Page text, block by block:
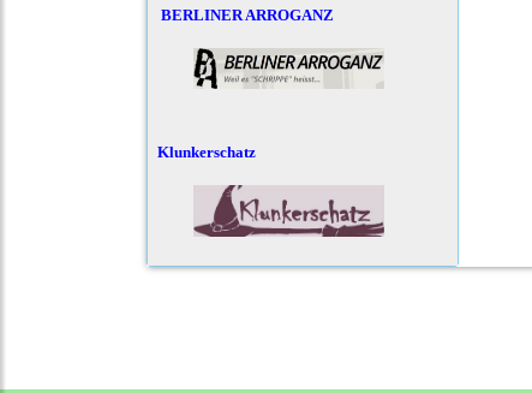
BERLINER ARROGANZ
Klunkerschatz